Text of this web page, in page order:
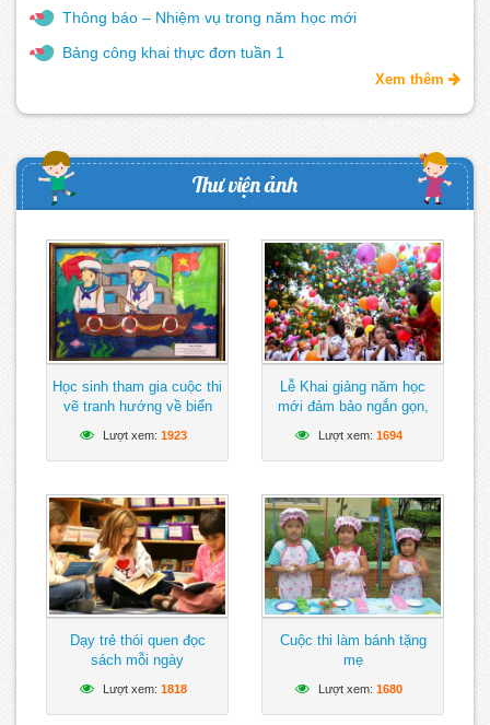
Thông báo – Nhiệm vụ trong năm học mới
Bảng công khai thực đơn tuần 1
Xem thêm
Thư viện ảnh
Học sinh tham gia cuộc thi
vẽ tranh hướng về biển
Lượt xem: 1923
Lễ Khai giảng năm học
mới đảm bảo ngắn gọn,
Lượt xem: 1694
Dạy trẻ thói quen đọc
sách mỗi ngày
Lượt xem: 1818
Cuộc thi làm bánh tặng
mẹ
Lượt xem: 1680